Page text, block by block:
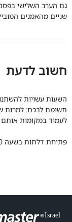
גם הערב השלישי
שניים מהאמנים
חשוב לדעת
השעות עשויות
תשומת לבכם: למרות
לעמוד במקומות
פתיחת דלתות בשעה 19:00.